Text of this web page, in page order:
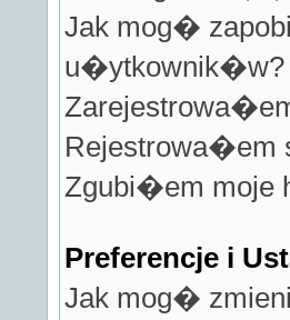
Jak mog�
u�ytkownik�w?
Zgubi�em moje
Preferencje i
Jak mog�